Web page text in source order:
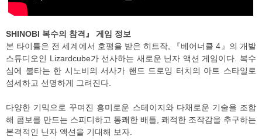
SHINOBI 복수의 참격』 게임 정보
본 타이틀은 전 세계에서 호평을 받은 히트작, 『베어너클 4』의 개발
스튜디오인 Lizardcube가 선사하는 새로운 닌자 액션 게임이다. 복수
심에 불타는 한 시노비의 서사가 핸드 드로잉 터치의 아트 스타일로
섬세하고 선명하게 그려진다.
다양한 기믹으로 꾸며진 흥미로운 스테이지와 다채로운 기술을 조합
해 콤보를 만드는 스피디하고 통쾌한 배틀, 쾌적한 조작감을 추구하는
본격적인 닌자 액션을 기대해 보자.